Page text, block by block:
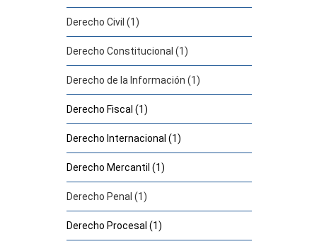
Derecho Civil (1)
Derecho Constitucional (1)
Derecho de la Información (1)
Derecho Fiscal (1)
Derecho Internacional (1)
Derecho Mercantil (1)
Derecho Penal (1)
Derecho Procesal (1)